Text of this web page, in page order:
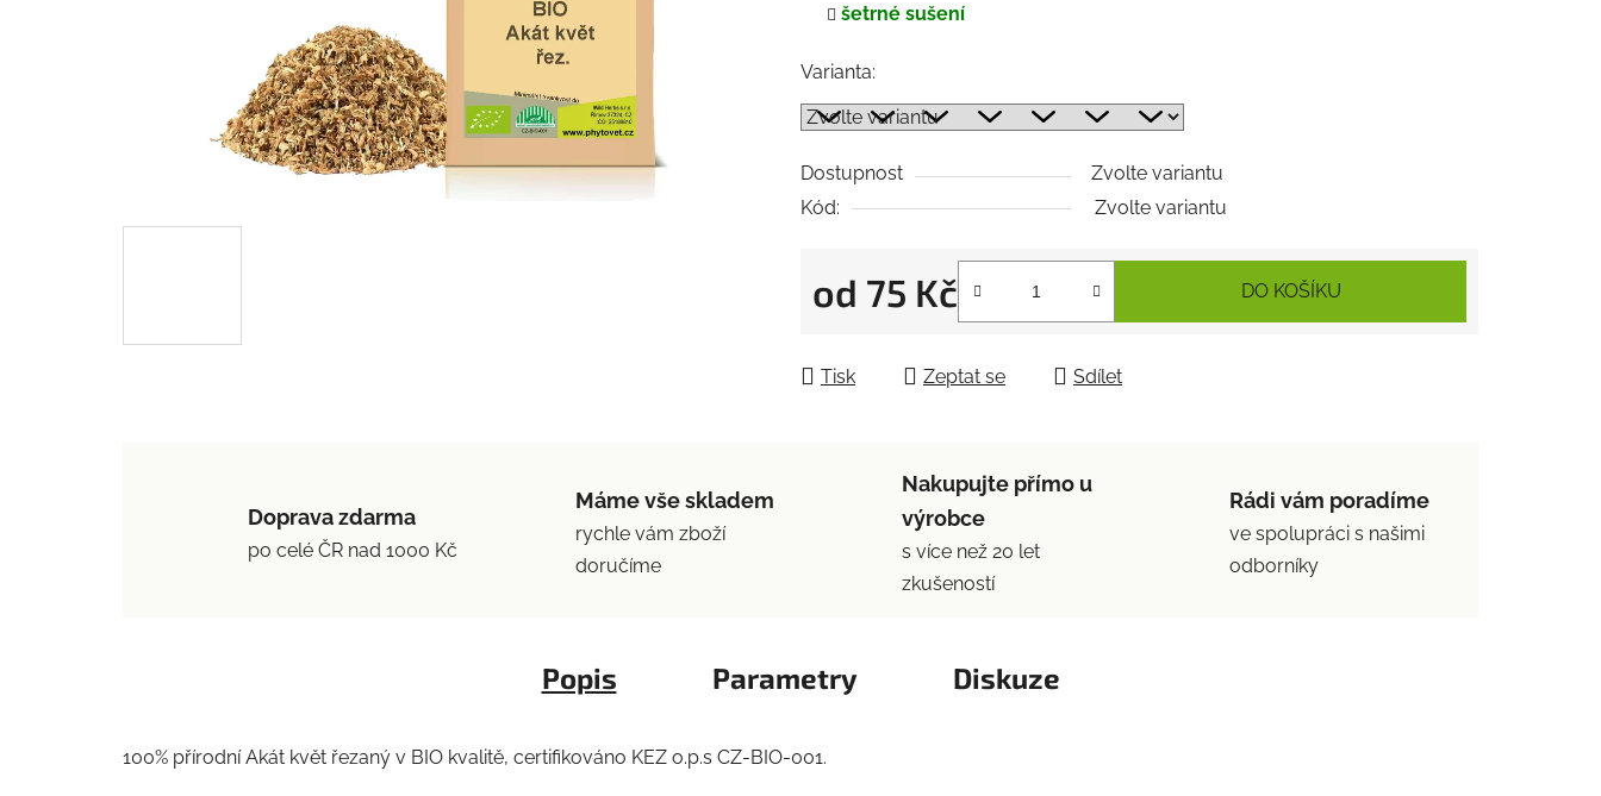
hvězdiček.
šetrné sušení
Varianta:
Dostupnost
Zvolte variantu
Kód:
Zvolte variantu
od 75 Kč DO KOŠÍKU
Tisk Zeptat se Sdílet
Doprava zdarma
po celé ČR nad 1000 Kč
Máme vše skladem
rychle vám zboží
doručíme
Nakupujte přímo u
výrobce
s více než 20 let
zkušeností
Rádi vám poradíme
ve spolupráci s našimi
odborníky
Popis Parametry Diskuze
100% přírodní Akát květ řezaný v BIO kvalitě, certifikováno KEZ o.p.s CZ-BIO-001.